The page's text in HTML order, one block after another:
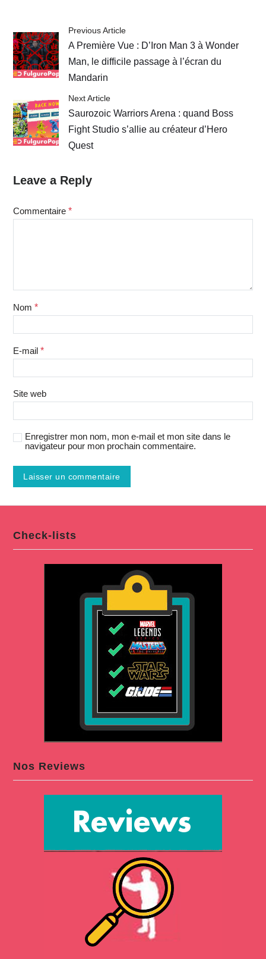
Previous Article
A Première Vue : D’Iron Man 3 à Wonder
Man, le difficile passage à l’écran du
Mandarin
Next Article
Saurozoic Warriors Arena : quand Boss
Fight Studio s’allie au créateur d’Hero
Quest
Leave a Reply
Commentaire *
Nom *
E-mail *
Site web
Enregistrer mon nom, mon e-mail et mon site dans le
navigateur pour mon prochain commentaire.
Check-lists
Nos Reviews